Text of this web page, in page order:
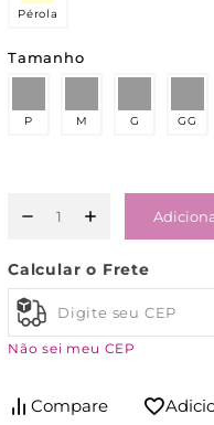
Pérola
Tamanho
P M G GG
Calcular o Frete
Não sei meu CEP
Compare